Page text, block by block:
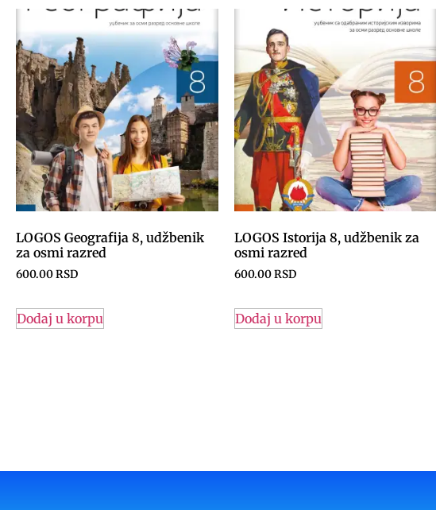
LOGOS Geografija 8, udžbenik
za osmi razred
600.00RSD
Dodaj u korpu
LOGOS Istorija 8, udžbenik za
osmi razred
600.00RSD
Dodaj u korpu